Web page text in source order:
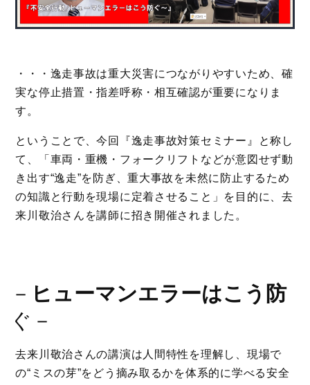
・・・逸走事故は重大災害につながりやすいため、確
実な停止措置・指差呼称・相互確認が重要になりま
す。
ということで、今回『逸走事故対策セミナー』と称し
て、「車両・重機・フォークリフトなどが意図せず動
き出す“逸走”を防ぎ、重大事故を未然に防止するため
の知識と行動を現場に定着させること」を目的に、去
来川敬治さんを講師に招き開催されました。
－ ヒューマンエラーはこう防
ぐ－
去来川敬治さんの講演は人間特性を理解し、現場で
の“ミスの芽”をどう摘み取るかを体系的に学べる安全